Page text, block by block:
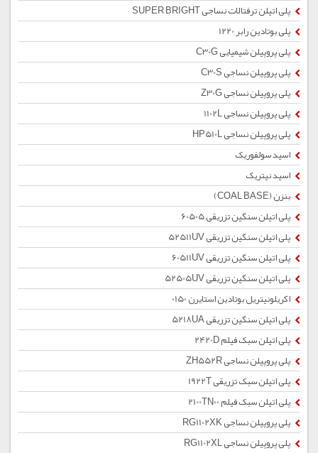
پلی اتیلن ترفتالات نساجی SUPER BRIGHT
پلی بوتادین رابر 1220
پلی پروپیلن شیمیایی C30G
پلی پروپیلن نساجی C30S
پلی پروپیلن نساجی Z30G
پلی پروپیلن نساجی 1102L
پلی پروپیلن نساجی HP510L
اسید سولفوریک
اسید نیتریک
بنزن (COAL BASE)
پلی اتیلن سنگین تزریقی 60505
پلی اتیلن سنگین تزریقی 52511UV
پلی اتیلن سنگین تزریقی 60511UV
پلی اتیلن سنگین تزریقی 52505UV
اکریلونیتریل بوتادین استایرن 0150
پلی اتیلن سنگین تزریقی 5218UA
پلی اتیلن سبک فیلم 2420D
پلی پروپیلن نساجی ZH552R
پلی اتیلن سبک تزریقی 1922T
پلی اتیلن سبک فیلم 2100TN00
پلی پروپیلن نساجی RG1102XK
پلی پروپیلن نساجی RG1102XL